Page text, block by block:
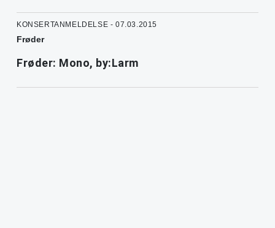
KONSERTANMELDELSE - 07.03.2015
Frøder
Frøder: Mono, by:Larm